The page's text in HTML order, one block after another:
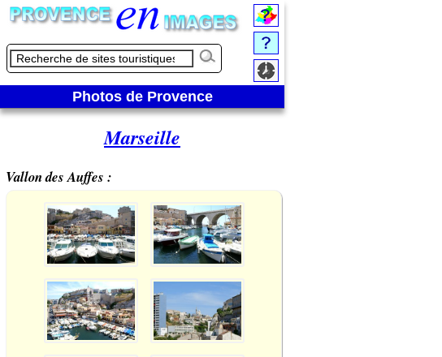
Photos de Provence
Marseille
Vallon des Auffes :